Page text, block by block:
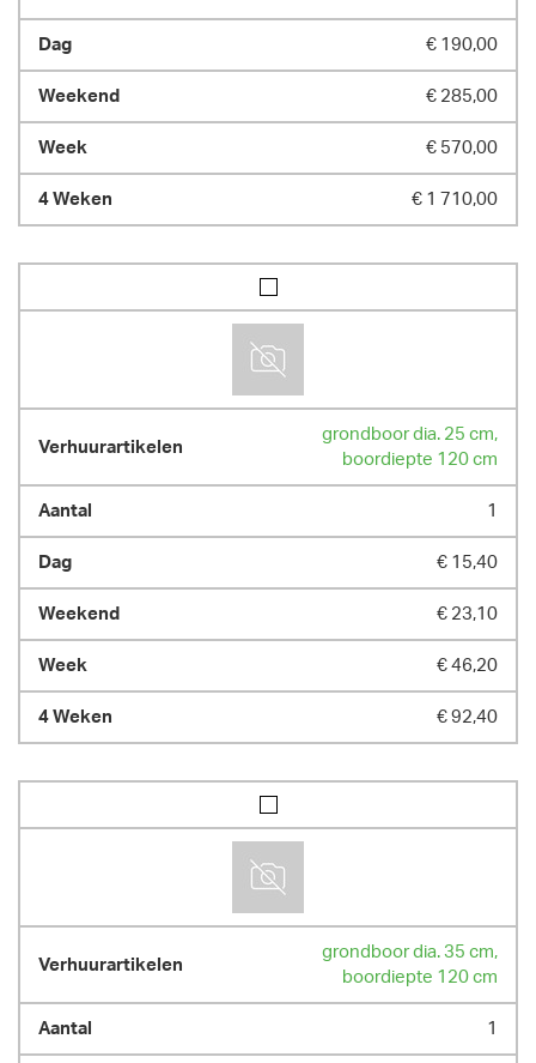
€ 190,00
€ 285,00
€ 570,00
€ 1 710,00
grondboor dia. 25 cm,
boordiepte 120 cm
1
€ 15,40
€ 23,10
€ 46,20
€ 92,40
grondboor dia. 35 cm,
boordiepte 120 cm
1